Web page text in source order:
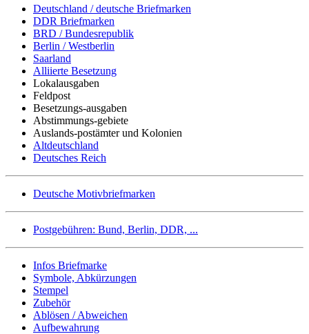
Deutschland / deutsche Briefmarken
DDR Briefmarken
BRD / Bundesrepublik
Berlin / Westberlin
Saarland
Alliierte Besetzung
Lokalausgaben
Feldpost
Besetzungs-ausgaben
Abstimmungs-gebiete
Auslands-postämter und Kolonien
Altdeutschland
Deutsches Reich
Deutsche Motivbriefmarken
Postgebühren: Bund, Berlin, DDR, ...
Infos Briefmarke
Symbole, Abkürzungen
Stempel
Zubehör
Ablösen / Abweichen
Aufbewahrung